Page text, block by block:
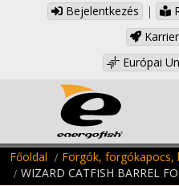
Bejelentkezés |
Karrier
Európai
Főoldal Forgók, forgókapocs,
WIZARD CATFISH BARREL